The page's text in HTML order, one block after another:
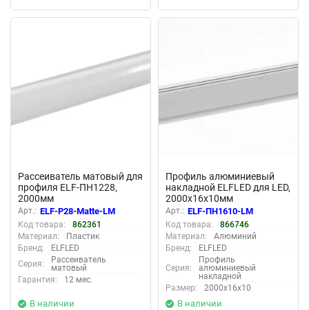
Рассеиватель матовый для
профиля ELF-ПН1228,
2000мм
Арт.: ELF-Р28-Matte-LM
Код товара:
862361
Материал:
Пластик
Бренд:
ELFLED
Серия:
Рассеиватель
матовый
Гарантия:
12 мес.
В наличии
Профиль алюминиевый
накладной ELFLED для LED,
2000х16х10мм
Арт.: ELF-ПН1610-LM
Код товара:
866746
Материал:
Алюминий
Бренд:
ELFLED
Серия:
Профиль
алюминиевый
накладной
Размер:
2000х16х10
В наличии